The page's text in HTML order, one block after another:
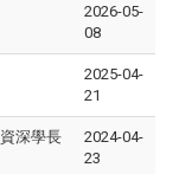
2026-05-
08
2025-04-
21
深學長
2024-04-
23